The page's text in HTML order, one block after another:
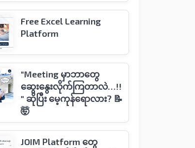
Free Excel Learning
Platform
“Meeting မှာဘာတွေ
ဆွေးနွေးလိုက်ကြတာလဲ…!!
" ဆိုပြီး မေ့ကုန်ရောလား? 📝
🤯
JOIM Platform တွေ